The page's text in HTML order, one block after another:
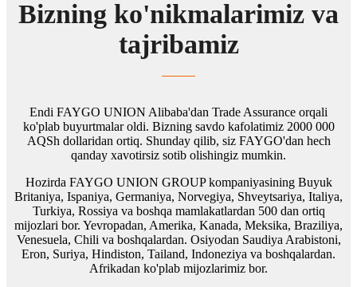
Bizning ko'nikmalarimiz va
tajribamiz
Endi FAYGO UNION Alibaba'dan Trade Assurance orqali
ko'plab buyurtmalar oldi. Bizning savdo kafolatimiz 2000 000
AQSh dollaridan ortiq. Shunday qilib, siz FAYGO'dan hech
qanday xavotirsiz sotib olishingiz mumkin.
Hozirda FAYGO UNION GROUP kompaniyasining Buyuk
Britaniya, Ispaniya, Germaniya, Norvegiya, Shveytsariya, Italiya,
Turkiya, Rossiya va boshqa mamlakatlardan 500 dan ortiq
mijozlari bor. Yevropadan, Amerika, Kanada, Meksika, Braziliya,
Venesuela, Chili va boshqalardan. Osiyodan Saudiya Arabistoni,
Eron, Suriya, Hindiston, Tailand, Indoneziya va boshqalardan.
Afrikadan ko'plab mijozlarimiz bor.